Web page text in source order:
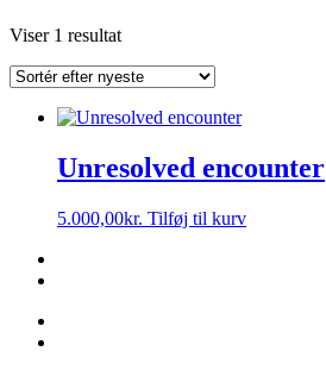
Viser 1 resultat
Unresolved encounter
5.000,00kr. Tilføj til kurv